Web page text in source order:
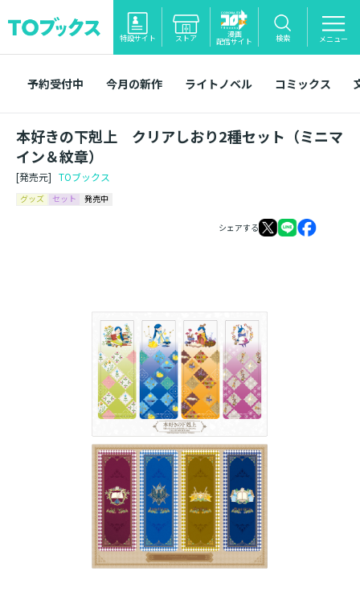
特設サイト ストア 漫画
配信サイト 検索 メニュー
予約受付中 今月の新作 ライトノベル コミックス
本好きの下剋上 クリアしおり2種セット（ミニマ
イン＆紋章）
[発売元] TOブックス
グッズ セット 発売中
シェアする